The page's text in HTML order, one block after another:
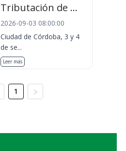
Tributación de ...
2026-09-03 08:00:00
Ciudad de Córdoba, 3 y 4
de se...
Leer más
1